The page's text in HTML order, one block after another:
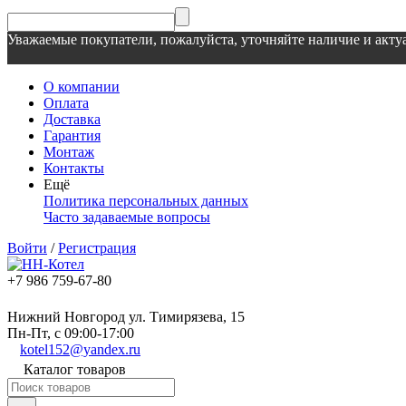
Уважаемые покупатели, пожалуйста, уточняйте наличие и
О компании
Оплата
Доставка
Гарантия
Монтаж
Контакты
Ещё
Политика персональных данных
Часто задаваемые вопросы
Войти /Регистрация
+7 986 759-67-80
Нижний Новгород ул. Тимирязева, 15
Пн-Пт, с 09:00-17:00
kotel152@yandex.ru
Каталог товаров